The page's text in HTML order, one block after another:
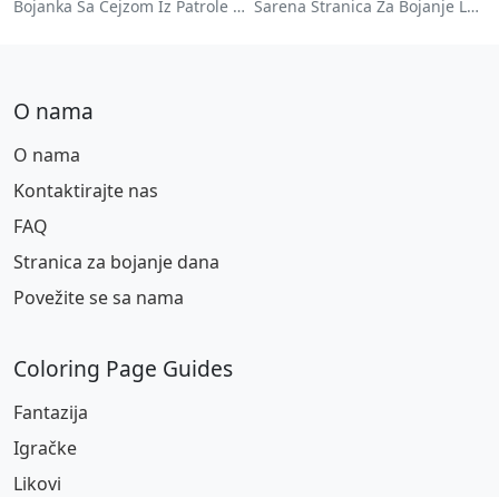
Bojanka Sa Čejzom Iz Patrole Pasa Šarena Stranica Za Bojanje Lokomotive
O nama
O nama
Kontaktirajte nas
FAQ
Stranica za bojanje dana
Povežite se sa nama
Coloring Page Guides
Fantazija
Igračke
Likovi